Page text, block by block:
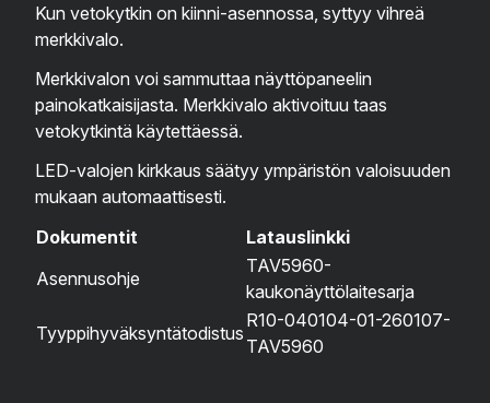
Kun vetokytkin on kiinni-asennossa, syttyy vihreä
merkkivalo.
Merkkivalon voi sammuttaa näyttöpaneelin
painokatkaisijasta. Merkkivalo aktivoituu taas
vetokytkintä käytettäessä.
LED-valojen kirkkaus säätyy ympäristön valoisuuden
mukaan automaattisesti.
Dokumentit
Latauslinkki
Asennusohje
TAV5960-
kaukonäyttölaitesarja
Tyyppihyväksyntätodistus
R10-040104-01-260107-
TAV5960